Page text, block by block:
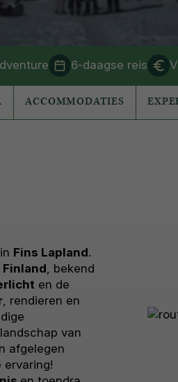
6-daagse reis
ACCOMMODATIES
Fins Lapland.
Finland , bekend
en de
, rendieren en
van
afgelegen
ervaring!